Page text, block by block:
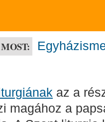
az a
magához a